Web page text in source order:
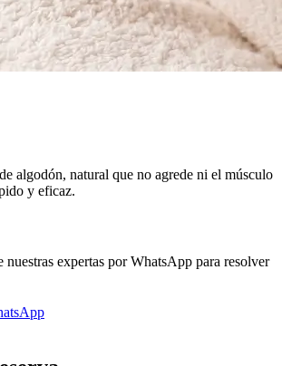
algodón, natural que no agrede ni el músculo
y eficaz.
nuestras expertas por WhatsApp para resolver